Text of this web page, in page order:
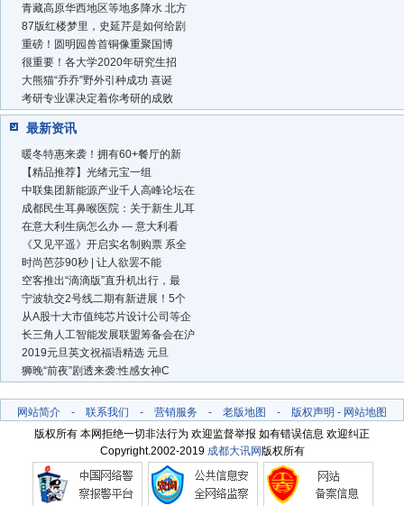
青藏高原华西地区等地多降水 北方
87版红楼梦里，史延芹是如何给剧
重磅！圆明园兽首铜像重聚国博
很重要！各大学2020年研究生招
大熊猫“乔乔”野外引种成功 喜诞
考研专业课决定着你考研的成败
最新资讯
暖冬特惠来袭！拥有60+餐厅的新
【精品推荐】光绪元宝一组
中联集团新能源产业千人高峰论坛在
成都民生耳鼻喉医院：关于新生儿耳
在意大利生病怎么办 — 意大利看
《又见平遥》开启实名制购票 系全
时尚芭莎90秒 | 让人欲罢不能
空客推出“滴滴版”直升机出行，最
宁波轨交2号线二期有新进展！5个
从A股十大市值纯芯片设计公司等企
长三角人工智能发展联盟筹备会在沪
2019元旦英文祝福语精选 元旦
狮晚“前夜”剧透来袭:性感女神C
网站简介 - 联系我们 - 营销服务 - 老版地图 - 版权声明 - 网站地图
版权所有 本网拒绝一切非法行为 欢迎监督举报 如有错误信息 欢迎纠正
Copyright.2002-2019 成都大讯网版权所有